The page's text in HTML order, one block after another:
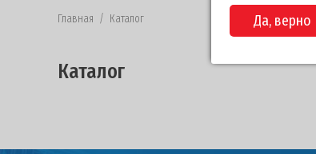
Да, верно
Главная / Каталог
Каталог